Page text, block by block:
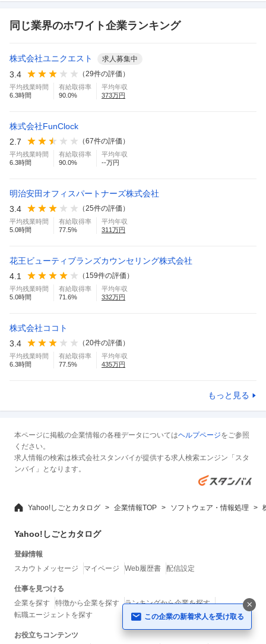
同じ業界のホワイト企業ランキング
株式会社ユニクエスト 求人募集中
3.4 （29件の評価）
平均残業時間
6.3時間
有給取得率
90.0%
平均年収
373万円
株式会社FunClock
2.7
（67件の評価）
平均残業時間
6.3時間
有給取得率
90.0%
平均年収
--万円
明治安田オフィスパートナーズ株式会社
3.4
（25件の評価）
平均残業時間
5.0時間
有給取得率
77.5%
平均年収
311万円
花王ビューティブランズカウンセリング株式会社
4.1
（ 159件の評価）
平均残業時間
5.0時間
有給取得率
71.6%
平均年収
332万円
株式会社ココト
3.4
（20件の評価）
平均残業時間
6.3時間
有給取得率
77.5%
平均年収
435万円
もっと見る
この企業の新着求人を受け取る
本ページに掲載の企業情報の各種データについてはヘルプページをご参照
ください。
求人情報の検索は株式会社スタンバイが提供する求人検索エンジン「スタ
ンバイ」となります。
Yahoo!しごとカタログ 企業情報TOP ソフトウェア・情報処理
Yahoo!しごとカタログ
登録情報
スカウトメッセージ
マイページ Web履歴書 配信設定
仕事を見つける
企業を探す
特徴から企業を探す
ランキングから企業を探す
転職エージェントを探す
お役立ちコンテンツ